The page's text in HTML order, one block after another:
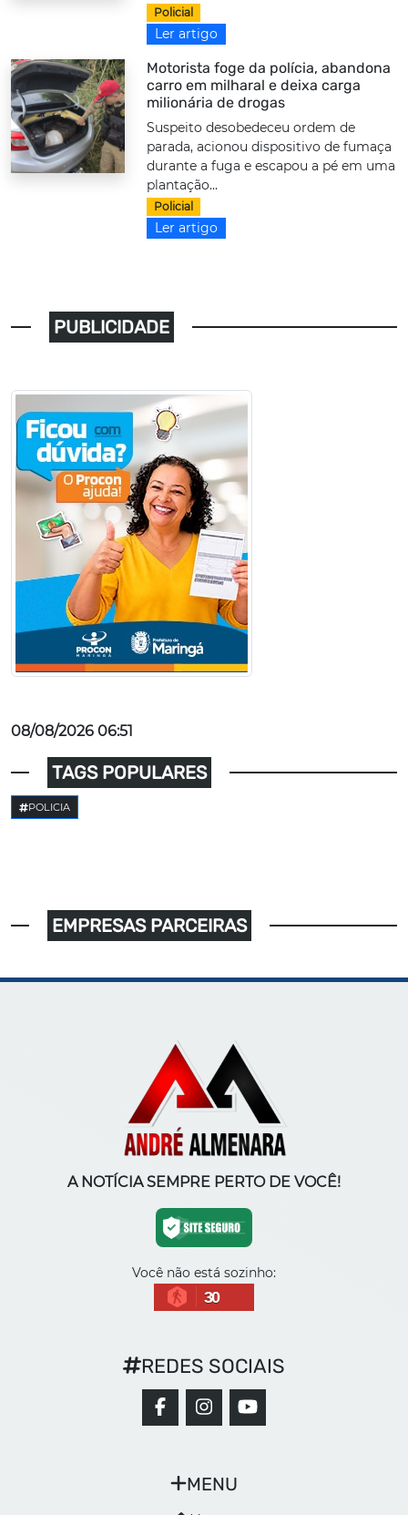
Policial
Ler artigo
Motorista foge da polícia, abandona
carro em milharal e deixa carga
milionária de drogas
Suspeito desobedeceu ordem de
parada, acionou dispositivo de fumaça
durante a fuga e escapou a pé em uma
plantação...
Policial
Ler artigo
PUBLICIDADE
08/08/2026 06:51
TAGS POPULARES
POLICIA
EMPRESAS PARCEIRAS
A NOTÍCIA SEMPRE PERTO DE VOCÊ!
Você não está sozinho:
30
MENU
REDES SOCIAIS